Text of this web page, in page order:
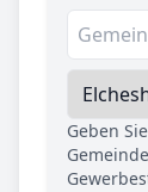
Geben